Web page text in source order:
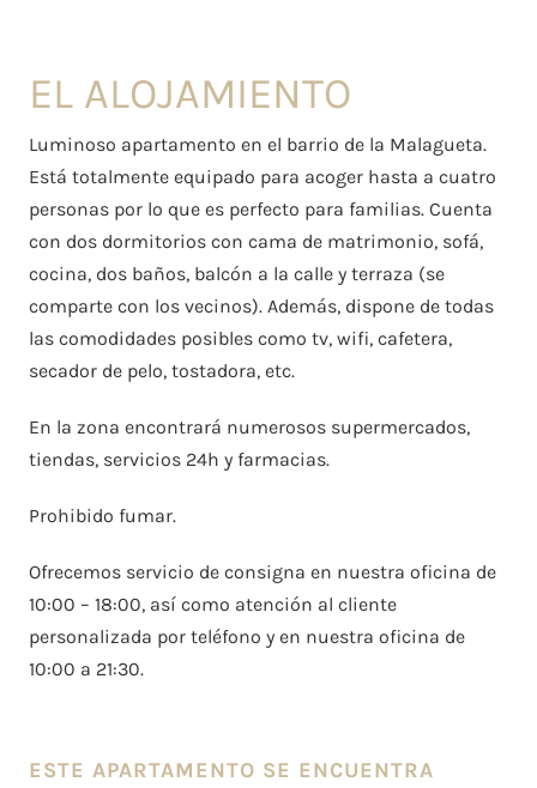
EL ALOJAMIENTO
Luminoso apartamento en el barrio de la Malagueta.
Está totalmente equipado para acoger hasta a cuatro
personas por lo que es perfecto para familias. Cuenta
con dos dormitorios con cama de matrimonio, sofá,
cocina, dos baños, balcón a la calle y terraza (se
comparte con los vecinos). Además, dispone de todas
las comodidades posibles como tv, wifi, cafetera,
secador de pelo, tostadora, etc.
En la zona encontrará numerosos supermercados,
tiendas, servicios 24h y farmacias.
Prohibido fumar.
Ofrecemos servicio de consigna en nuestra oficina de
10:00 – 18:00, así como atención al cliente
personalizada por teléfono y en nuestra oficina de
10:00 a 21:30.
ESTE APARTAMENTO SE ENCUENTRA